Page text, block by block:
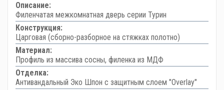
Описание:
Филенчатая межкомнатная дверь серии Турин
Конструкция:
Царговая (сборно-разборное на стяжках полотно)
Материал:
Профиль из массива сосны, филенка из МДФ
Отделка:
Антивандальный Эко Шпон с защитным слоем "Overlay"